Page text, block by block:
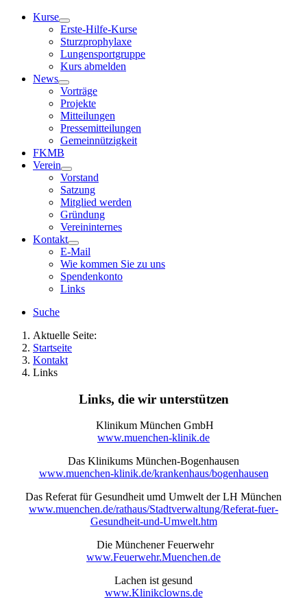
Kurse
Erste-Hilfe-Kurse
Sturzprophylaxe
Lungensportgruppe
Kurs abmelden
News
Vorträge
Projekte
Mitteilungen
Pressemitteilungen
Gemeinnützigkeit
FKMB
Verein
Vorstand
Satzung
Mitglied werden
Gründung
Vereininternes
Kontakt
E-Mail
Wie kommen Sie zu uns
Spendenkonto
Links
Suche
Aktuelle Seite:
Startseite
Kontakt
Links
Links, die wir unterstützen
Klinikum München GmbH
www.muenchen-klinik.de
Das Klinikums München-Bogenhausen
www.muenchen-klinik.de/krankenhaus/bogenhausen
Das Referat für Gesundheit umd Umwelt der LH München
www.muenchen.de/rathaus/Stadtverwaltung/Referat-fuer-
Gesundheit-und-Umwelt.htm
Die Münchener Feuerwehr
www.Feuerwehr.Muenchen.de
Lachen ist gesund
www.Klinikclowns.de